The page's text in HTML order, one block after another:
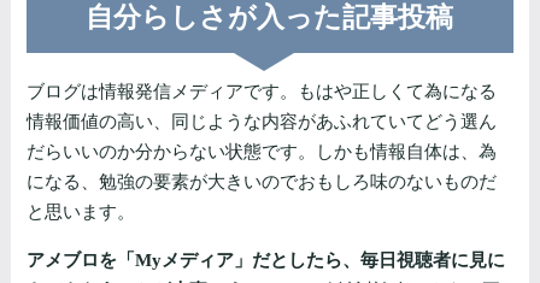
自分らしさが入った記事投稿
ブログは情報発信メディアです。もはや正しくて為になる
情報価値の高い、同じような内容があふれていてどう選ん
だらいいのか分からない状態です。しかも情報自体は、為
になる、勉強の要素が大きいのでおもしろ味のないものだ
と思います。
アメブロを「Myメディア」だとしたら、毎日視聴者に見に